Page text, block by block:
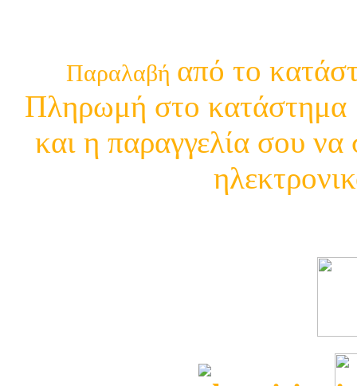
Παραλαβή από το
Πληρωμή στο κατάστημα
και η παραγγελία σου